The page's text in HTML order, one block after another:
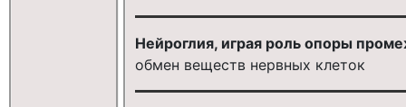
Нейроглия, играя роль опоры
обмен веществ нервных клеток